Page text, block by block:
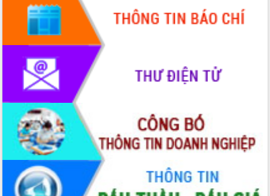
Lễ phát động chuỗi hoạt động chung
tay làm sạch môi trường
Xã Ea Kar bước chuyển mình trong
công tác cải cách hành chính mô hình
UBND tỉnh họp báo định kỳ tháng 4
năm 2026
Hội thảo khoa học “Giải pháp thúc đẩy
phát triển nền kinh tế xanh tại tỉnh
Đắk Lắk”
Tăng cường giám sát, đôn đốc thực
hiện nhiệm vụ quản lý tài sản công
hàng tuần
Tháo gỡ những vướng mắc, đẩy mạnh
công tác cải cách thủ tục hành chính